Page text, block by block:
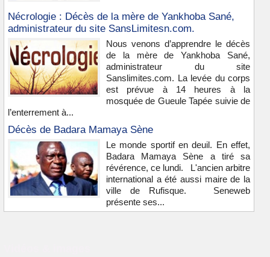
Nécrologie : Décès de la mère de Yankhoba Sané,
administrateur du site SansLimitesn.com.
Nous venons d’apprendre le décès
de la mère de Yankhoba Sané,
administrateur du site
Sanslimites.com. La levée du corps
est prévue à 14 heures à la
mosquée de Gueule Tapée suivie de
l’enterrement à...
Décès de Badara Mamaya Sène
Le monde sportif en deuil. En effet,
Badara Mamaya Sène a tiré sa
révérence, ce lundi. L'ancien arbitre
international a été aussi maire de la
ville de Rufisque. Seneweb
présente ses...